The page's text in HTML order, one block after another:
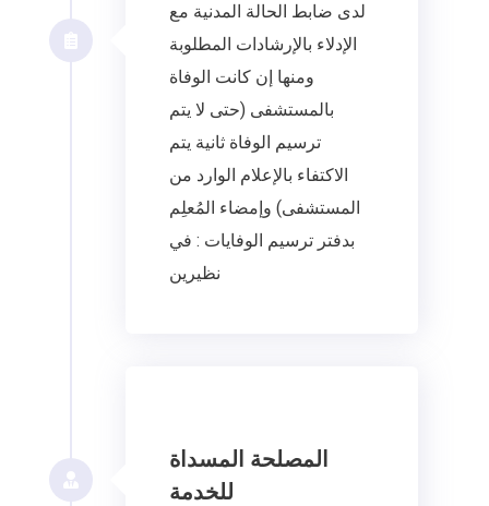
لدى ضابط الحالة المدنية مع
الإدلاء بالإرشادات المطلوبة
ومنها إن كانت الوفاة
بالمستشفى (حتى لا يتم
ترسيم الوفاة ثانية يتم
الاكتفاء بالإعلام الوارد من
المستشفى) وإمضاء المُعلِم
بدفتر ترسيم الوفايات : في
نظيرين
المصلحة المسداة
للخدمة